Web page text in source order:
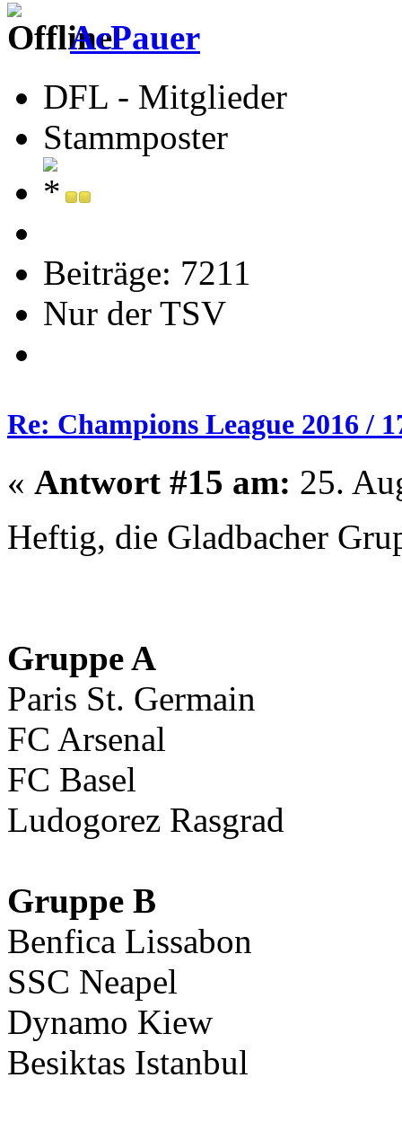
AcPauer
DFL - Mitglieder
Stammposter
Beiträge: 7211
Nur der TSV
Re: Champions League 2016 /
« Antwort #15 am: 25.
Heftig, die Gladbacher
Gruppe A
Paris St. Germain
FC Arsenal
FC Basel
Ludogorez Rasgrad
Gruppe B
Benfica Lissabon
SSC Neapel
Dynamo Kiew
Besiktas Istanbul